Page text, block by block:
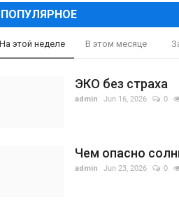
ПОПУЛЯРНОЕ
этой неделе В этом месяце
ЭКО без страха
admin Jun 16, 2026 0
Чем опасно
admin Jun 23, 2026 0